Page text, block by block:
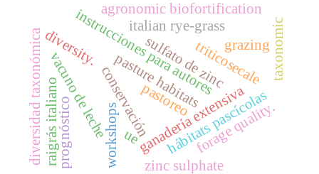
instrucciones para autores
conservaciónganadería extensiva
hábitats pascícolas
pasture habitats
workshops
sulfato de zinctriticosecale
zinc sulphate
agronomic biofortification
forage quality.
vacuno de leche
raigrás italiano
italian rye-grass
diversidad taxonómica pastoreo
grazing taxonomic
diversity.
ue
prognóstico